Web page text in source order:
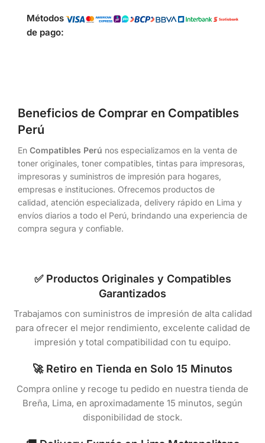
Métodos
de pago:
Beneficios de Comprar en Compatibles
Perú
En Compatibles Perú nos especializamos en la venta de
toner originales, toner compatibles, tintas para impresoras,
impresoras y suministros de impresión para hogares,
empresas e instituciones. Ofrecemos productos de
calidad, atención especializada, delivery rápido en Lima y
envíos diarios a todo el Perú, brindando una experiencia de
compra segura y confiable.
✅ Productos Originales y Compatibles
Garantizados
Trabajamos con suministros de impresión de alta calidad
para ofrecer el mejor rendimiento, excelente calidad de
impresión y total compatibilidad con tu equipo.
🚀 Retiro en Tienda en Solo 15 Minutos
Compra online y recoge tu pedido en nuestra tienda de
Breña, Lima, en aproximadamente 15 minutos, según
disponibilidad de stock.